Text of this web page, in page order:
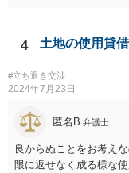
れるのもよろしくない
士に交渉を代理しても
4 土地の使用貸
#立ち退き交渉
2024年7月23日
匿名B 弁護士
良からぬことをお考え
限に返せなく成る様な